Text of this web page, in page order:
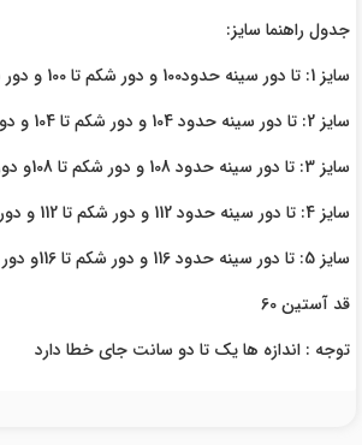
جدول راهنما سایز:
سایز 1: تا دور سینه حدود100 و دور شکم تا 100 و دور بازو 36
سایز 2: تا دور سینه حدود 104 و دور شکم تا 104 و دور بازو 38
سایز 3: تا دور سینه حدود 108 و دور شکم تا 108و دور بازو 40
سایز 4: تا دور سینه حدود 112 و دور شکم تا 112 و دور بازو 42
سایز 5: تا دور سینه حدود 116 و دور شکم تا 116و دور بازو 44
قد آستین 60
توجه : اندازه ها یک تا دو سانت جای خطا دارد